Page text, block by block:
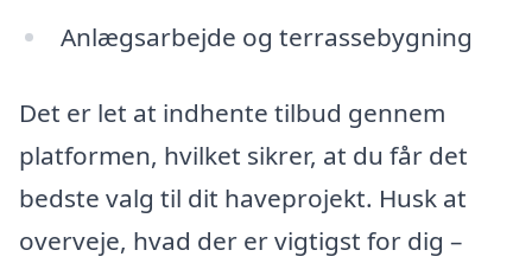
Anlægsarbejde og terrassebygning
Det er let at indhente tilbud gennem
platformen, hvilket sikrer, at du får det
bedste valg til dit haveprojekt. Husk at
overveje, hvad der er vigtigst for dig –